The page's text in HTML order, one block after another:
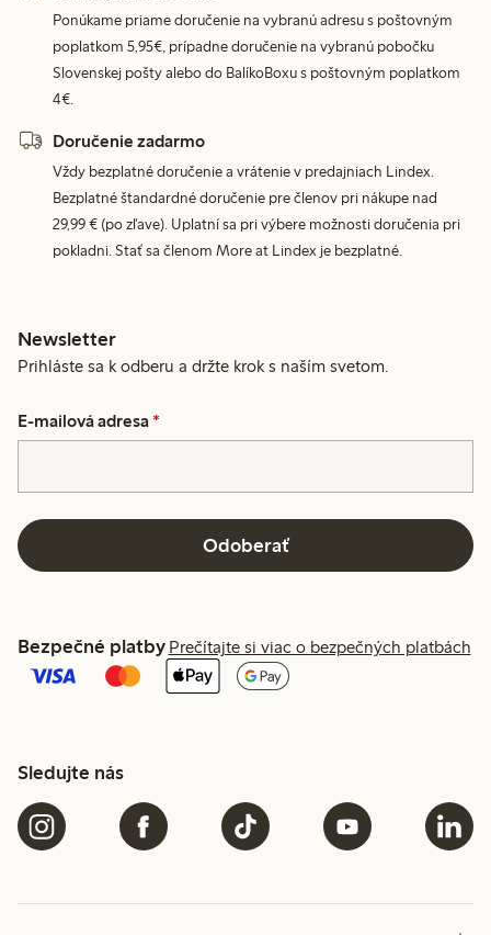
Ponúkame priame doručenie na vybranú adresu s poštovným
poplatkom 5,95€, prípadne doručenie na vybranú pobočku
Slovenskej pošty alebo do BalíkoBoxu s poštovným poplatkom
4€.
Doručenie zadarmo
Vždy bezplatné doručenie a vrátenie v predajniach Lindex.
Bezplatné štandardné doručenie pre členov pri nákupe nad
29,99 € (po zľave). Uplatní sa pri výbere možnosti doručenia pri
pokladni. Stať sa členom More at Lindex je bezplatné.
Newsletter
Prihláste sa k odberu a držte krok s naším svetom.
E-mailová adresa *
Odoberať
Bezpečné platby Prečítajte si viac o bezpečných platbách
Sledujte nás